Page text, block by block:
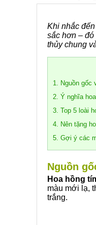
Khi nhắc
sắc hơn – đó
thủy chung
1. Nguồn gốc
2. Ý nghĩa
3. Top 5 loài
4. Nên tặng
5. Gợi ý các
Nguồn
Hoa hồng
màu mới lạ,
trắng.